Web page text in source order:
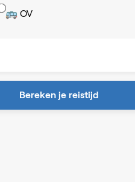
🚌 OV
Bereken je reistijd